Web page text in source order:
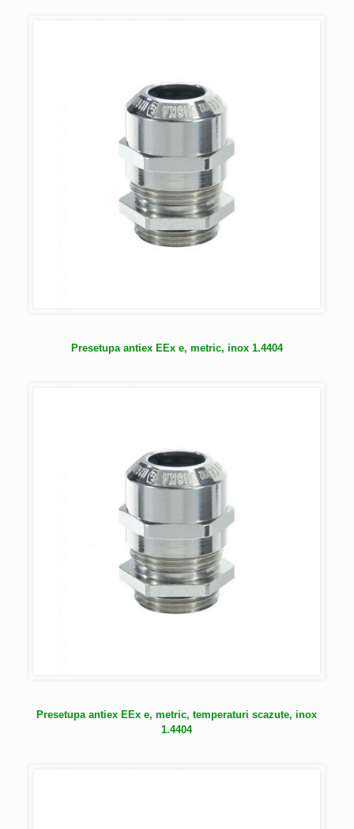
Presetupa antiex EEx e, metric, inox 1.4404
Presetupa antiex EEx e, metric, temperaturi scazute, inox
1.4404